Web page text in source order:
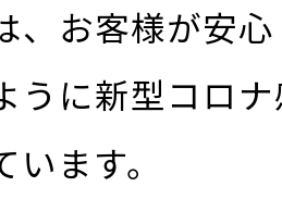
、お客様が安
うに新型コロ
ます。